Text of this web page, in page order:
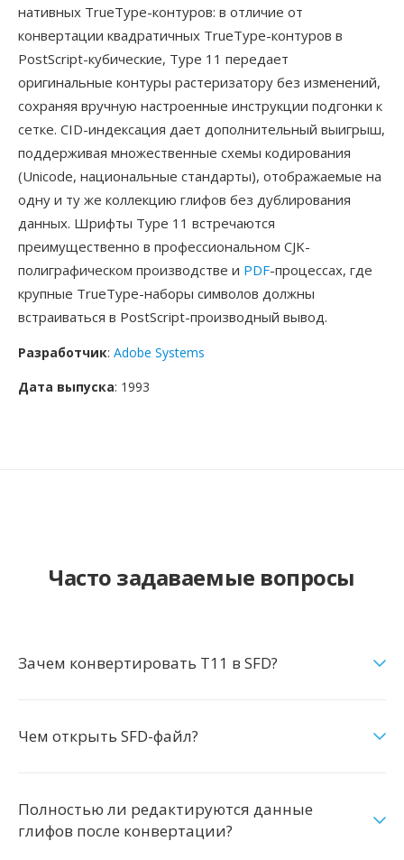
нативных TrueType-контуров: в отличие от
конвертации квадратичных TrueType-контуров в
PostScript-кубические, Type 11 передает
оригинальные контуры растеризатору без изменений,
сохраняя вручную настроенные инструкции подгонки к
сетке. CID-индексация дает дополнительный выигрыш,
поддерживая множественные схемы кодирования
(Unicode, национальные стандарты), отображаемые на
одну и ту же коллекцию глифов без дублирования
данных. Шрифты Type 11 встречаются
преимущественно в профессиональном CJK-
полиграфическом производстве и PDF-процессах, где
крупные TrueType-наборы символов должны
встраиваться в PostScript-производный вывод.
Разработчик: Adobe Systems
Дата выпуска: 1993
Часто задаваемые вопросы
Зачем конвертировать T11 в SFD?
Чем открыть SFD-файл?
Полностью ли редактируются данные
глифов после конвертации?